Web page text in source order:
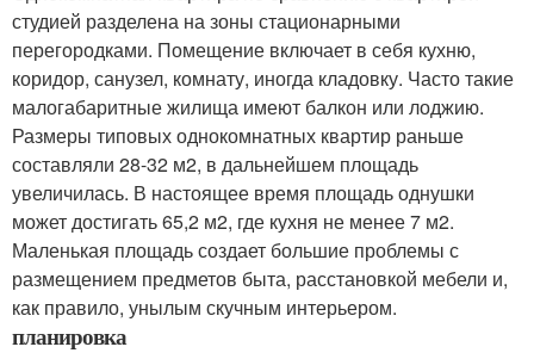
студией разделена на зоны стационарными
перегородками. Помещение включает в себя кухню,
коридор, санузел, комнату, иногда кладовку. Часто такие
малогабаритные жилища имеют балкон или лоджию.
Размеры типовых однокомнатных квартир раньше
составляли 28-32 м2, в дальнейшем площадь
увеличилась. В настоящее время площадь однушки
может достигать 65,2 м2, где кухня не менее 7 м2.
Маленькая площадь создает большие проблемы с
размещением предметов быта, расстановкой мебели и,
как правило, унылым скучным интерьером.
планировка